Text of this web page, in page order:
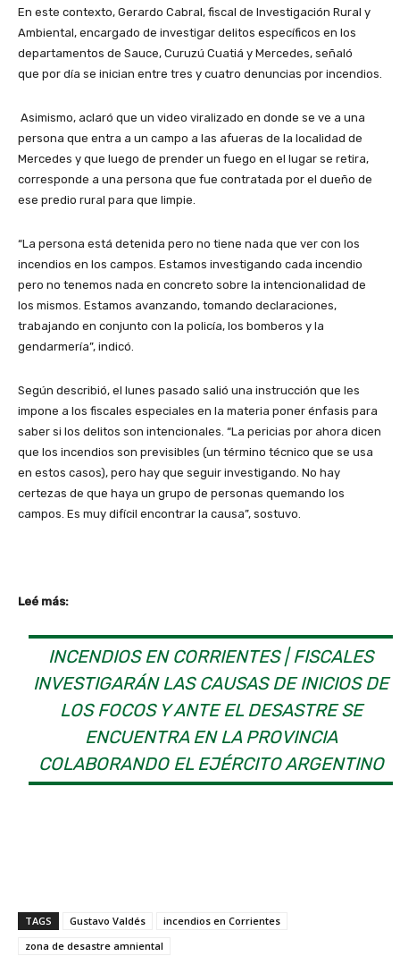
En este contexto, Gerardo Cabral, fiscal de Investigación Rural y
Ambiental, encargado de investigar delitos específicos en los
departamentos de Sauce, Curuzú Cuatiá y Mercedes, señaló
que por día se inician entre tres y cuatro denuncias por incendios.
Asimismo, aclaró que un video viralizado en donde se ve a una
persona que entra a un campo a las afueras de la localidad de
Mercedes y que luego de prender un fuego en el lugar se retira,
corresponde a una persona que fue contratada por el dueño de
ese predio rural para que limpie.
“La persona está detenida pero no tiene nada que ver con los
incendios en los campos. Estamos investigando cada incendio
pero no tenemos nada en concreto sobre la intencionalidad de
los mismos. Estamos avanzando, tomando declaraciones,
trabajando en conjunto con la policía, los bomberos y la
gendarmería”, indicó.
Según describió, el lunes pasado salió una instrucción que les
impone a los fiscales especiales en la materia poner énfasis para
saber si los delitos son intencionales. “La pericias por ahora dicen
que los incendios son previsibles (un término técnico que se usa
en estos casos), pero hay que seguir investigando. No hay
certezas de que haya un grupo de personas quemando los
campos. Es muy difícil encontrar la causa”, sostuvo.
Leé más:
INCENDIOS EN CORRIENTES | FISCALES
INVESTIGARÁN LAS CAUSAS DE INICIOS DE
LOS FOCOS Y ANTE EL DESASTRE SE
ENCUENTRA EN LA PROVINCIA
COLABORANDO EL EJÉRCITO ARGENTINO
TAGS Gustavo Valdés
incendios en Corrientes
zona de desastre amniental